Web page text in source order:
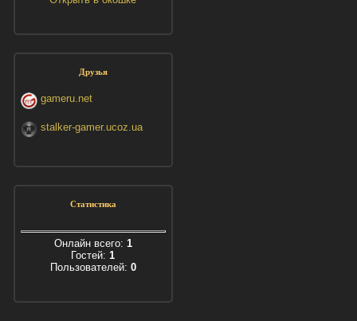
Друзья
gameru.net
stalker-gamer.ucoz.ua
Статистика
Онлайн всего: 1
Гостей: 1
Пользователей: 0